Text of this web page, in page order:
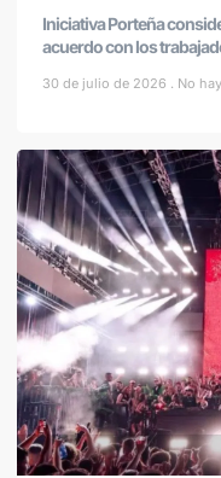
Iniciativa Porteña
acuerdo con los
30 de julio de 2026 No